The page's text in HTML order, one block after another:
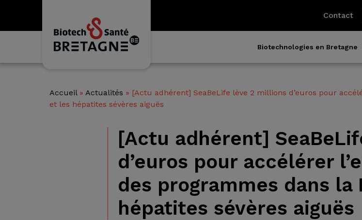
Contact
Biotechnologies en Bretagne
Accueil» Actualités » [Actu adhérent] SeaBeLife lève 2 millions d’euros pour
et les hépatites sévères aiguës
[Actu adhérent]
d’euros pour accélérer
des programmes dans la
hépatites sévères aiguës